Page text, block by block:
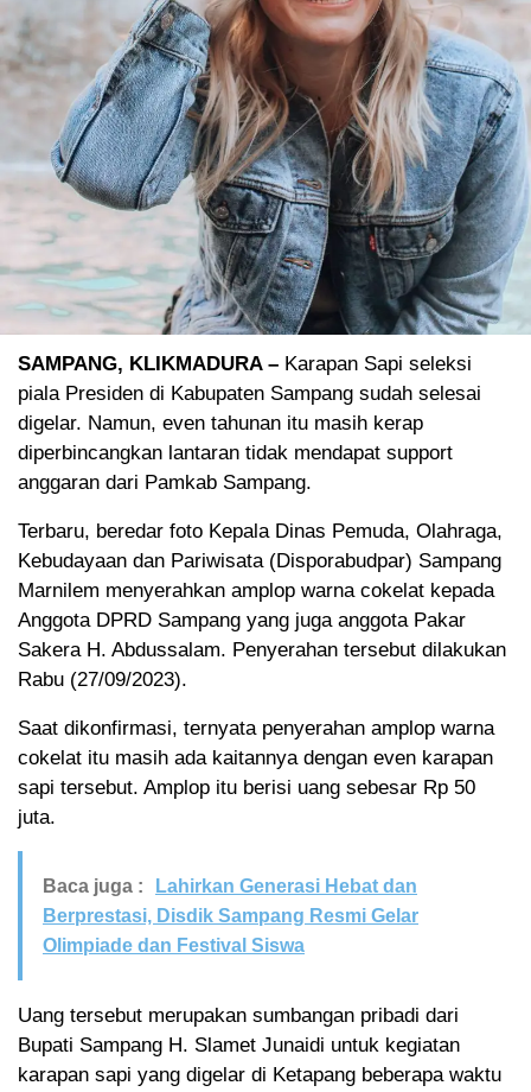
SAMPANG, KLIKMADURA – Karapan Sapi seleksi
piala Presiden di Kabupaten Sampang sudah selesai
digelar. Namun, even tahunan itu masih kerap
diperbincangkan lantaran tidak mendapat support
anggaran dari Pamkab Sampang.
Terbaru, beredar foto Kepala Dinas Pemuda, Olahraga,
Kebudayaan dan Pariwisata (Disporabudpar) Sampang
Marnilem menyerahkan amplop warna cokelat kepada
Anggota DPRD Sampang yang juga anggota Pakar
Sakera H. Abdussalam. Penyerahan tersebut dilakukan
Rabu (27/09/2023).
Saat dikonfirmasi, ternyata penyerahan amplop warna
cokelat itu masih ada kaitannya dengan even karapan
sapi tersebut. Amplop itu berisi uang sebesar Rp 50
juta.
Baca juga :
Lahirkan Generasi Hebat dan
Berprestasi, Disdik Sampang Resmi Gelar
Olimpiade dan Festival Siswa
Uang tersebut merupakan sumbangan pribadi dari
Bupati Sampang H. Slamet Junaidi untuk kegiatan
karapan sapi yang digelar di Ketapang beberapa waktu